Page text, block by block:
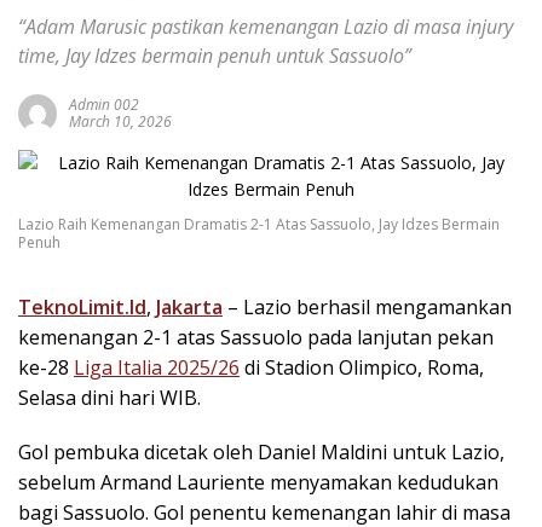
“Adam Marusic pastikan kemenangan Lazio di masa injury
time, Jay Idzes bermain penuh untuk Sassuolo”
Admin 002
March 10, 2026
Lazio Raih Kemenangan Dramatis 2-1 Atas Sassuolo, Jay Idzes Bermain
Penuh
TeknoLimit.Id, Jakarta – Lazio berhasil mengamankan
kemenangan 2-1 atas Sassuolo pada lanjutan pekan
ke-28 Liga Italia 2025/26 di Stadion Olimpico, Roma,
Selasa dini hari WIB.
Gol pembuka dicetak oleh Daniel Maldini untuk Lazio,
sebelum Armand Lauriente menyamakan kedudukan
bagi Sassuolo. Gol penentu kemenangan lahir di masa